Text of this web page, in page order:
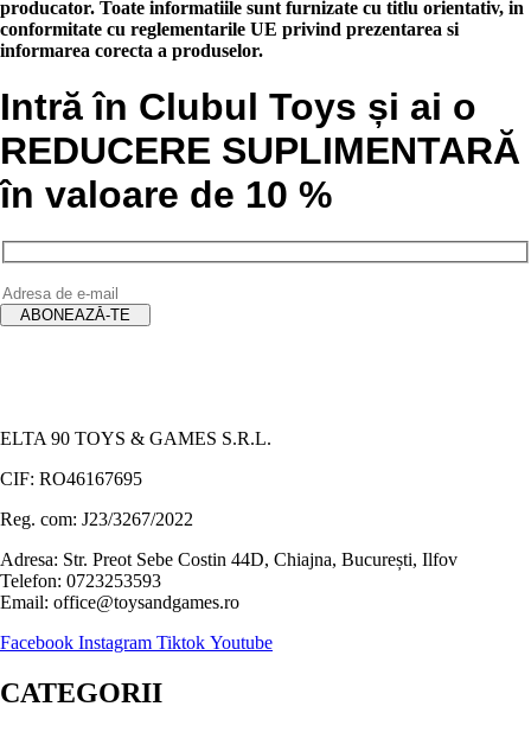
producator. Toate informatiile sunt furnizate cu titlu orientativ, in
conformitate cu reglementarile UE privind prezentarea si
informarea corecta a produselor.
Intră în Clubul Toys și ai o
REDUCERE SUPLIMENTARĂ
în valoare de 10 %
ELTA 90 TOYS & GAMES S.R.L.
CIF: RO46167695
Reg. com: J23/3267/2022
Adresa: Str. Preot Sebe Costin 44D, Chiajna, București, Ilfov
Telefon: 0723253593
Email: office@toysandgames.ro
Facebook Instagram Tiktok Youtube
CATEGORII